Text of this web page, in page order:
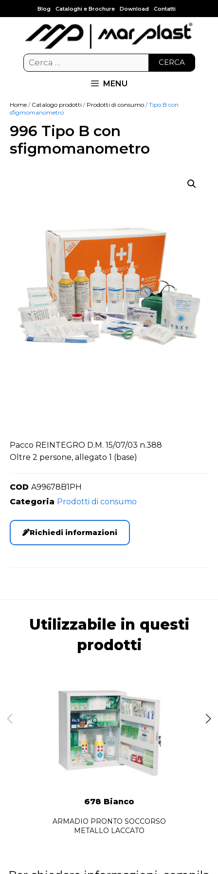
Blog Cataloghi e Brochure Download Contatti
CERCA
MENU
Home / Catalogo prodotti / Prodotti di consumo / Tipo B con
sfigmomanometro
996 Tipo B con
sfigmomanometro
Pacco REINTEGRO D.M. 15/07/03 n.388
Oltre 2 persone, allegato 1 (base)
COD A99678B1PH
Categoria Prodotti di consumo
Richiedi informazioni
Utilizzabile in questi
prodotti
678 Bianco
ARMADIO PRONTO SOCCORSO
METALLO LACCATO